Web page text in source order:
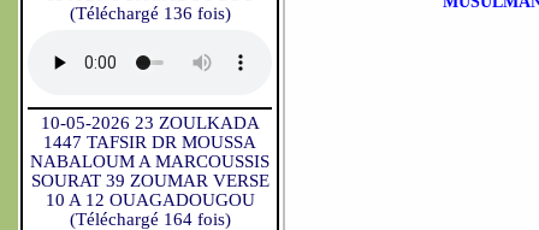
(Téléchargé 136 fois)
10-05-2026 23 ZOULKADA
1447 TAFSIR DR MOUSSA
NABALOUM A MARCOUSSIS
SOURAT 39 ZOUMAR VERSE
10 A 12 OUAGADOUGOU
(Téléchargé 164 fois)